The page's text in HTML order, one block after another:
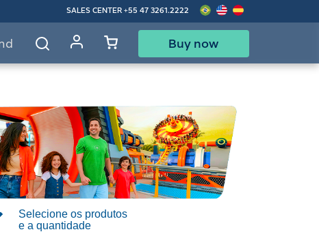
SALES CENTER +55 47 3261.2222
Buy now
Selecione os produtos
e a quantidade